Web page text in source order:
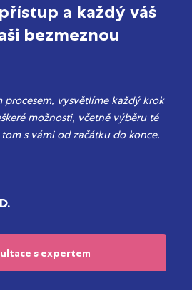
a každý váš
bezmeznou
procesem, vysvětlíme každý krok
možnosti, včetně výběru té
s vámi od začátku do konce.
s expertem